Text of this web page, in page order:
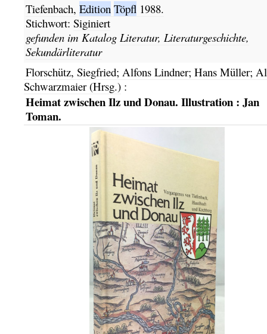
Tiefenbach, Edition Töpfl 1988.
Stichwort: Siginiert
gefunden im Katalog Literatur, Literaturgeschichte,
Sekundärliteratur
Florschütz, Siegfried; Alfons Lindner; Hans Müller;
Schwarzmaier (Hrsg.) :
Heimat zwischen Ilz und Donau. Illustration : Jan
Toman.